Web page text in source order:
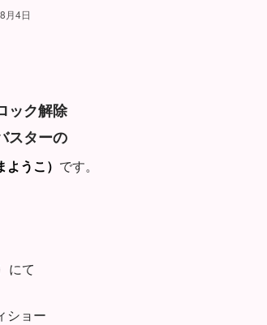
月4日
ック解除
スターの
ようこ） です。
にて
ショー